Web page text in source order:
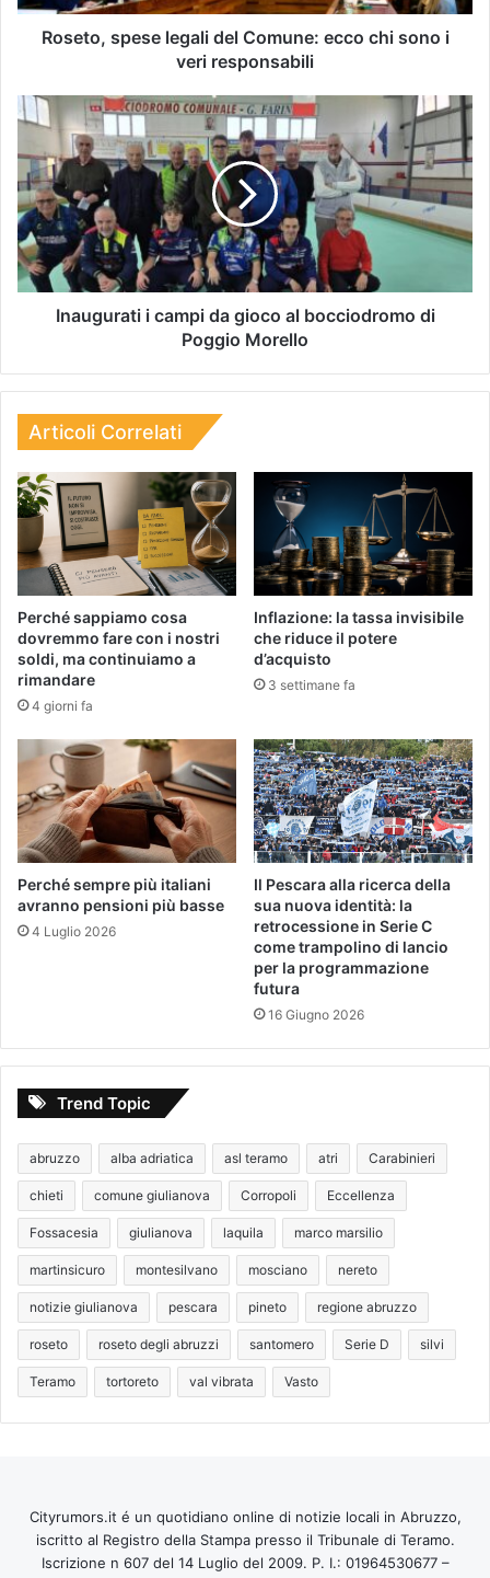
Roseto, spese legali del Comune: ecco chi sono i
veri responsabili
Inaugurati i campi da gioco al bocciodromo di
Poggio Morello
Articoli Correlati
Perché sappiamo cosa
dovremmo fare con i nostri
soldi, ma continuiamo a
rimandare
4 giorni fa
Inflazione: la tassa invisibile
che riduce il potere
d’acquisto
3 settimane fa
Perché sempre più italiani
avranno pensioni più basse
4 Luglio 2026
Il Pescara alla ricerca della
sua nuova identità: la
retrocessione in Serie C
come trampolino di lancio
per la programmazione
futura
16 Giugno 2026
Trend Topic
abruzzo alba adriatica asl teramo atri Carabinieri
chieti comune giulianova Corropoli Eccellenza
Fossacesia giulianova laquila marco marsilio
martinsicuro montesilvano mosciano nereto
notizie giulianova pescara pineto regione abruzzo
roseto roseto degli abruzzi santomero Serie D silvi
Teramo tortoreto val vibrata Vasto
Cityrumors.it é un quotidiano online di notizie locali in Abruzzo,
iscritto al Registro della Stampa presso il Tribunale di Teramo.
Iscrizione n 607 del 14 Luglio del 2009. P. I.: 01964530677 –